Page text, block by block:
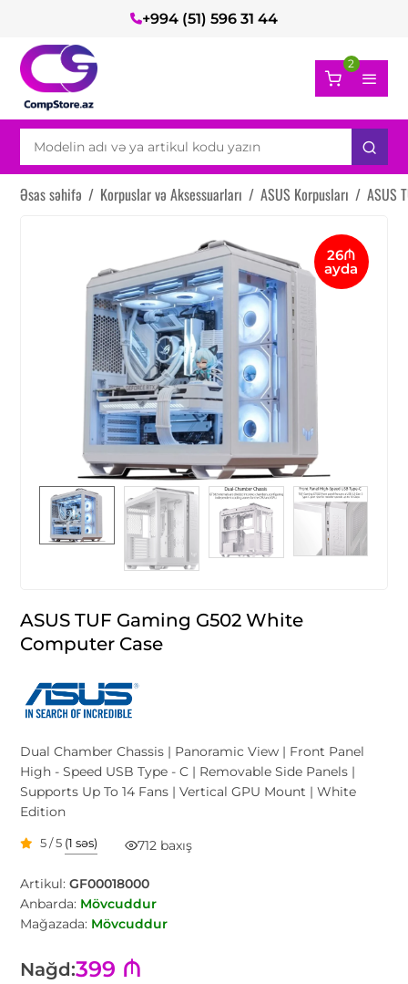
+994 (51) 596 31 44
2
Əsas səhifə / Korpuslar və Aksessuarları / ASUS Korpusları / ASUS
26₼
ayda
ASUS TUF Gaming G502 White
Computer Case
Dual Chamber Chassis | Panoramic View | Front Panel
High - Speed USB Type - C | Removable Side Panels |
Supports Up To 14 Fans | Vertical GPU Mount | White
Edition
5 / 5 (1 səs) 712 baxış
Artikul:GF00018000
Anbarda: Mövcuddur
Mağazada: Mövcuddur
Nağd:399 ₼